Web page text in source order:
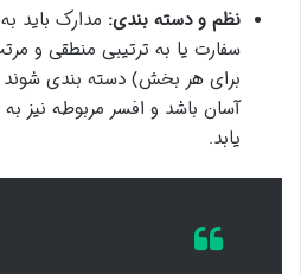
نظم و دسته بندی: مدارک
سفارت یا به ترتیبی منطقی و
برای هر بخش) دسته بندی شوند
آسان باشد و افسر مربوطه نیز
یابد.